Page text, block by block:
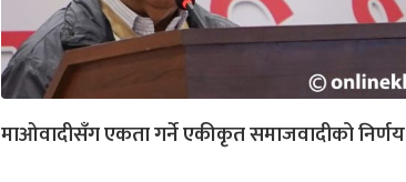
माओवादीसँग एकता गर्ने एकीकृत समाजवादीको निर्णय